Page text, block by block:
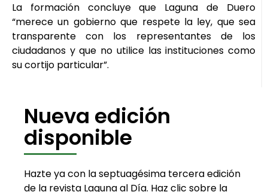
La formación concluye que Laguna de Duero
“merece un gobierno que respete la ley, que sea
transparente con los representantes de los
ciudadanos y que no utilice las instituciones como
su cortijo particular”.
Nueva edición
disponible
Hazte ya con la septuagésima tercera edición
de la revista Laguna al Día. Haz clic sobre la